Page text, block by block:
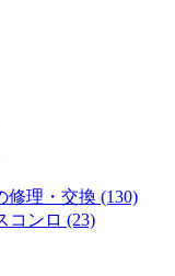
修理・交換 (130)
コンロ (23)